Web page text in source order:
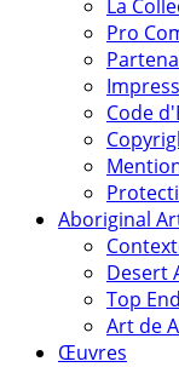
La
Pro
Code
Aboriginal
Desert
Top
Art de
Œuvres